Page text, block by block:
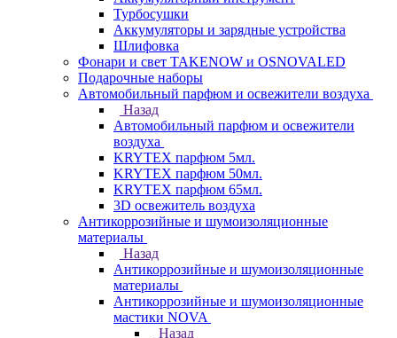
Турбосушки
Аккумуляторы и зарядные устройства
Шлифовка
Фонари и свет TAKENOW и OSNOVALED
Подарочные наборы
Автомобильный парфюм и освежители воздуха
Назад
Автомобильный парфюм и освежители
воздуха
KRYTEX парфюм 5мл.
KRYTEX парфюм 50мл.
KRYTEX парфюм 65мл.
3D освежитель воздуха
Антикоррозийные и шумоизоляционные
материалы
Назад
Антикоррозийные и шумоизоляционные
материалы
Антикоррозийные и шумоизоляционные
мастики NOVA
Назад